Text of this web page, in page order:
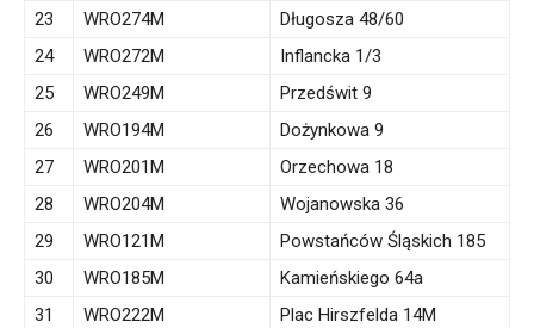
23
WRO274M
Długosza 48/60
24
WRO272M
Inflancka 1/3
25
WRO249M
Przedświt 9
26
WRO194M
Dożynkowa 9
27
WRO201M
Orzechowa 18
28
WRO204M
Wojanowska 36
29
WRO121M
Powstańców Śląskich 185
30
WRO185M
Kamieńskiego 64a
31
WRO222M
Plac Hirszfelda 14M